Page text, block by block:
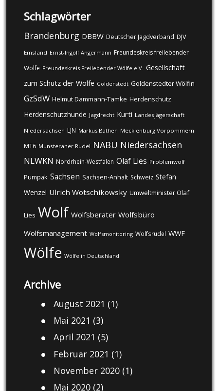
Schlagwörter
Brandenburg DBBW Deutscher Jagdverband DJV
Emsland Ernst-Ingolf Angermann Freundeskreis freilebender
Wölfe Freundeskreis Freilebender Wölfe e.V. Gesellschaft
zum Schutz der Wölfe Goldenstedt Goldenstedter Wölfin
GzSdW Helmut Dammann-Tamke Herdenschutz
Herdenschutzhunde Jagdrecht Kurti Landesjägerschaft
Niedersachsen LJN Markus Bathen Mecklenburg Vorpommern
MT6 Munsteraner Rudel NABU Niedersachsen
NLWKN Nordrhein-Westfalen Olaf Lies Problemwolf
Pumpak Sachsen Sachsen-Anhalt Schweiz Stefan
Wenzel Ulrich Wotschikowsky Umweltminister Olaf
Lies Wolf Wolfsberater Wolfsbüro
Wolfsmanagement Wolfsmonitoring Wolfsrudel WWF
Wölfe Wölfe in Deutschland
Archive
August 2021 (1)
Mai 2021 (3)
April 2021 (5)
Februar 2021 (1)
November 2020(1)
Mai 2020(2)